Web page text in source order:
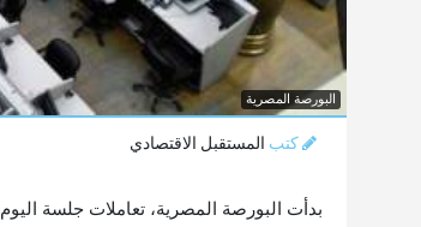
البورصة المصرية
كتب المستقبل الاقتصادي
بدأت البورصة المصرية، تعاملات جلسة